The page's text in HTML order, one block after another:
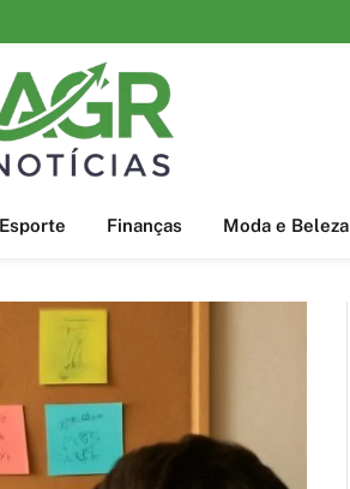
Esporte Finanças Moda e Beleza